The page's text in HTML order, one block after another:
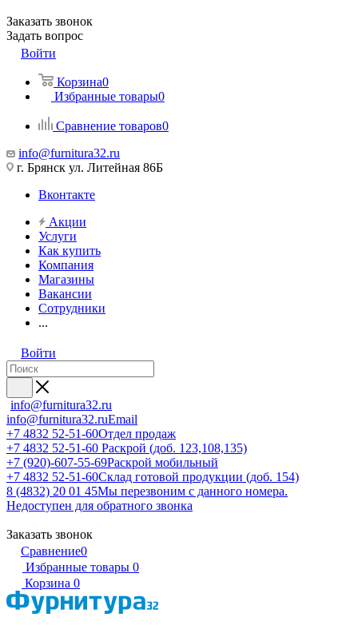
Заказать звонок
Задать вопрос
Войти
Корзина0
Избранные товары0
Сравнение товаров0
info@furnitura32.ru
г. Брянск ул. Литейная 86Б
Вконтакте
Акции
Услуги
Как купить
Компания
Магазины
Вакансии
Сотрудники
...
Войти
info@furnitura32.ru
info@furnitura32.ruEmail
+7 4832 52-51-60Отдел продаж
+7 4832 52-51-60 Раскрой (доб. 123,108,135)
+7 (920)-607-55-69Раскрой мобильный
+7 4832 52-51-60Склад готовой продукции (доб. 154)
8 (4832) 20 01 45Мы перезвоним с данного номера.
Недоступен для обратного звонка
Заказать звонок
Сравнение0
Избранные товары 0
Корзина 0